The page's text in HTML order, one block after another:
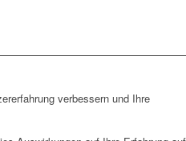
verbessern und Ihre